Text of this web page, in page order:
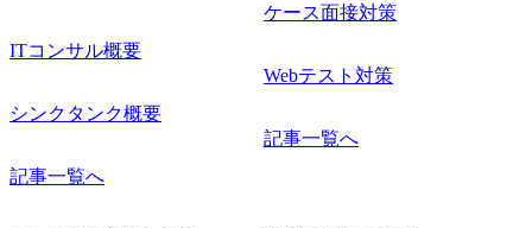
ITコンサル概要
シンクタンク概要
記事一覧へ
ケース面接対策
Webテスト対策
記事一覧へ